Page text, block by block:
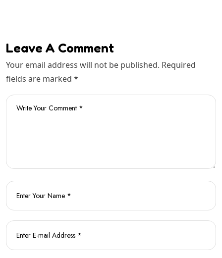
Leave A Comment
Your email address will not be published. Required
fields are marked *